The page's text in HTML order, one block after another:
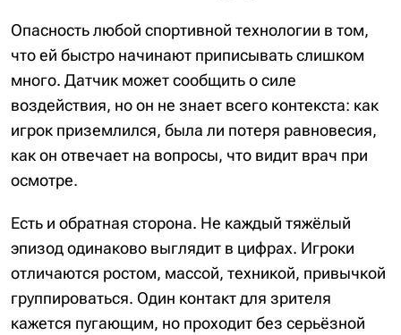
Опасность любой спортивной технологии в том,
что ей быстро начинают приписывать слишком
много. Датчик может сообщить о силе
воздействия, но он не знает всего контекста: как
игрок приземлился, была ли потеря равновесия,
как он отвечает на вопросы, что видит врач при
осмотре.
Есть и обратная сторона. Не каждый тяжёлый
эпизод одинаково выглядит в цифрах. Игроки
отличаются ростом, массой, техникой, привычкой
группироваться. Один контакт для зрителя
кажется пугающим, но проходит без серьёзной